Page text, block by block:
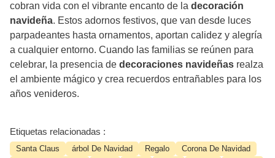
cobran vida con el vibrante encanto de la decoración
navideña. Estos adornos festivos, que van desde luces
parpadeantes hasta ornamentos, aportan calidez y alegría
a cualquier entorno. Cuando las familias se reúnen para
celebrar, la presencia de decoraciones navideñas realza
el ambiente mágico y crea recuerdos entrañables para los
años venideros.
Etiquetas relacionadas :
Santa Claus árbol De Navidad Regalo
Corona De Navidad